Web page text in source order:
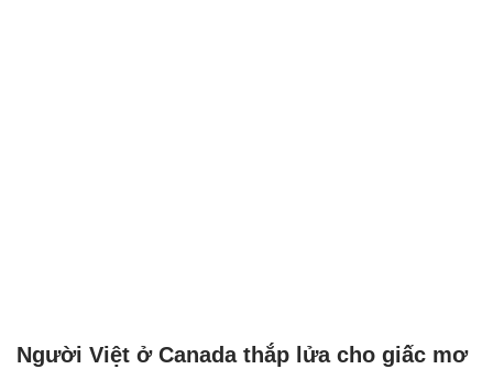
Người Việt ở Canada thắp lửa cho giấc mơ